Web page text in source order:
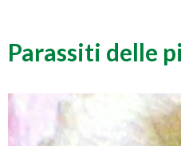
Parassiti delle